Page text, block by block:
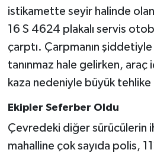
istikamette seyir halinde
16 S 4624 plakalı servis
çarptı. Çarpmanın şiddetiyle
tanınmaz hale gelirken, araç
kaza nedeniyle büyük tehlike
Ekipler Seferber Oldu
Çevredeki diğer sürücülerin
mahalline çok sayıda polis,